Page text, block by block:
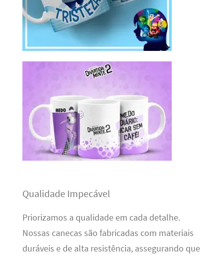
Qualidade Impecável
Priorizamos a qualidade em cada detalhe.
Nossas canecas são fabricadas com materiais
duráveis e de alta resistência, assegurando que